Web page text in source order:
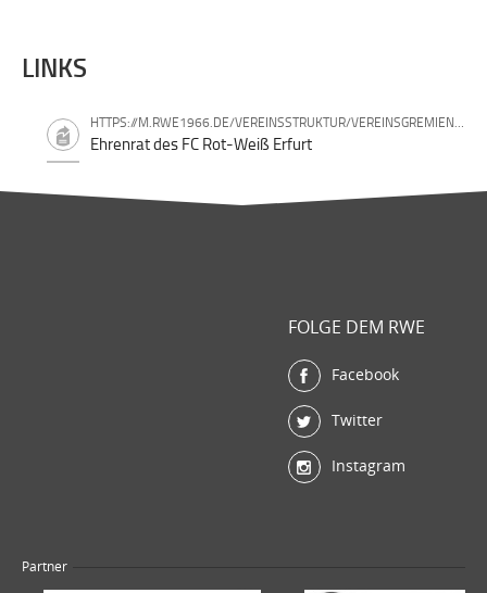
LINKS
HTTPS://M.RWE1966.DE/VEREINSSTRUKTUR/VEREINSGREMIEN/EHRENRAT.HTML
Ehrenrat des FC Rot-Weiß Erfurt
FOLGE DEM RWE
Facebook
Twitter
Instagram
Partner